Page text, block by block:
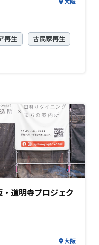
大阪
再生 古民家再生
道明寺プロジェク
大阪